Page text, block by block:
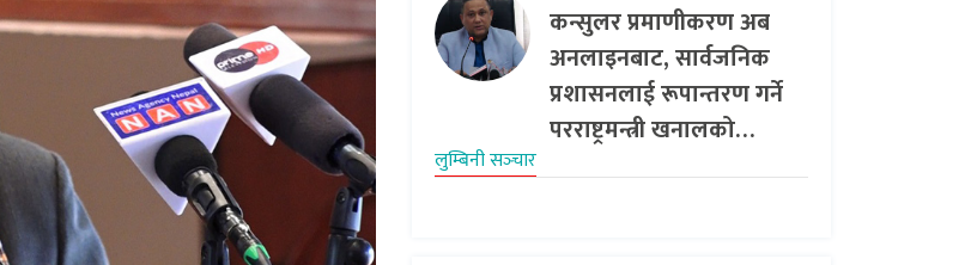
कन्सुलर प्रमाणीकरण अब
अनलाइनबाट, सार्वजनिक
प्रशासनलाई रूपान्तरण गर्ने
परराष्ट्रमन्त्री खनालको…
लुम्बिनी सञ्‍चार